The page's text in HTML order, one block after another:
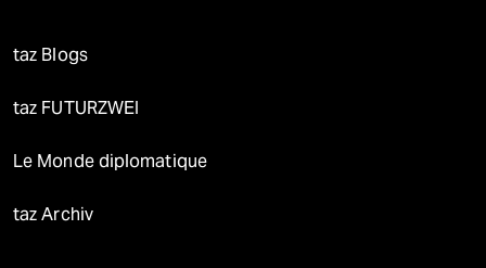
taz Blogs
taz FUTURZWEI
Le Monde diplomatique
taz Archiv